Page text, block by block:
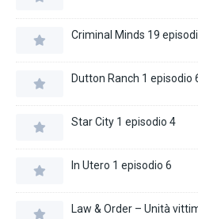
Criminal Minds 19
Dutton Ranch 1 episodio
Star City 1 episodio 4
In Utero 1 episodio 6
Law & Order – Unità